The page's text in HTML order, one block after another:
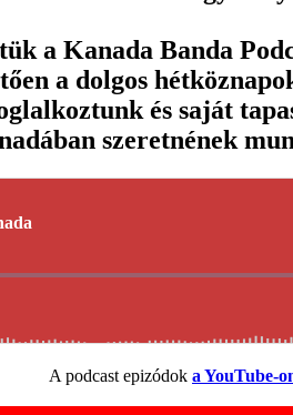
a Kanada Banda
a dolgos
és saját
szeretnének
A podcast epizódok a YouTube-